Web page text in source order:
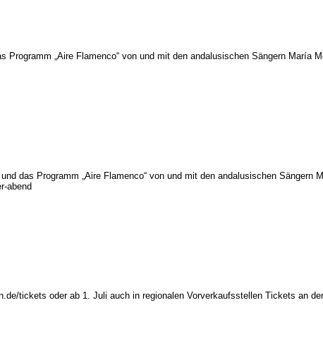
Programm „Aire Flamenco“ von und mit den andalusischen Sängern
das Programm „Aire Flamenco“ von und mit den andalusischen
abend
tickets oder ab 1. Juli auch in regionalen Vorverkaufsstellen Tickets an